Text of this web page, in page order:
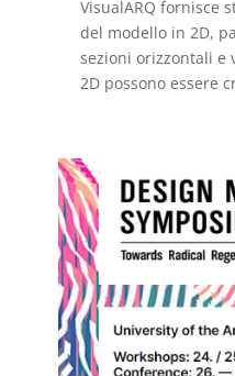
VisualARQ fornisce
del modello in 2D,
sezioni orizzontali e
2D possono essere